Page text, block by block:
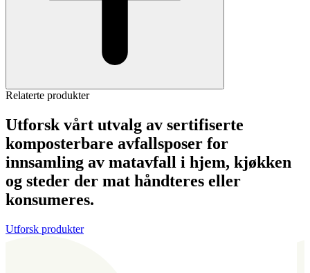
Relaterte produkter
Utforsk vårt utvalg av sertifiserte
komposterbare avfallsposer for
innsamling av matavfall i hjem, kjøkken
og steder der mat håndteres eller
konsumeres.
Utforsk produkter